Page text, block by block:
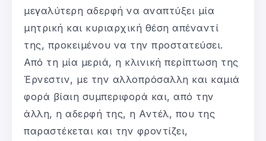
μεγαλύτερη αδερφή να αναπτύξει μία
μητρική και κυριαρχική θέση απέναντί
της, προκειμένου να την προστατεύσει.
Από τη μία μεριά, η κλινική περίπτωση της
Έρνεστιν, με την αλλοπρόσαλλη και καμιά
φορά βίαιη συμπεριφορά και, από την
άλλη, η αδερφή της, η Αντέλ, που της
παραστέκεται και την φροντίζει,